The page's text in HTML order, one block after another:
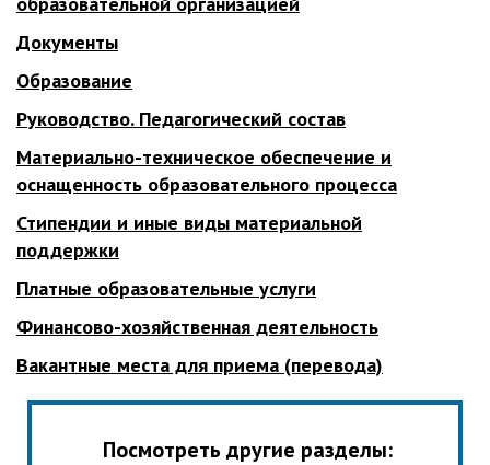
Документы
Образование
Руководство. Педагогический состав
Материально-техническое обеспечение и
оснащенность образовательного процесса
Стипендии и иные виды материальной
поддержки
Платные образовательные услуги
Финансово-хозяйственная деятельность
Вакантные места для приема (перевода)
Посмотреть другие разделы: